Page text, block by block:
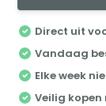
Direct uit
Vandaag
Elke week
Veilig kopen